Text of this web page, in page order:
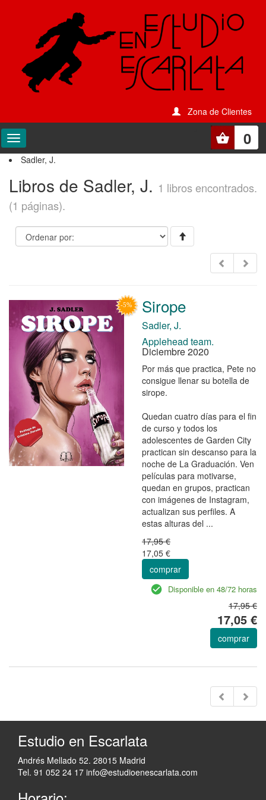
Zona de Clientes
0
Sadler, J.
Libros de Sadler, J. 1 libros encontrados.
(1 páginas).
Sirope
Sadler, J.
Applehead team.
Diciembre 2020
Por más que practica, Pete no
consigue llenar su botella de
sirope.
Quedan cuatro días para el fin
de curso y todos los
adolescentes de Garden City
practican sin descanso para la
noche de La Graduación. Ven
películas para motivarse,
quedan en grupos, practican
con imágenes de Instagram,
actualizan sus perfiles. A
estas alturas del ...
17,95 €
17,05 €
comprar
Disponible en 48/72 horas
17,95 €
17,05 €
comprar
Estudio en Escarlata
Andrés Mellado 52. 28015 Madrid
Tel. 91 052 24 17 info@estudioenescarlata.com